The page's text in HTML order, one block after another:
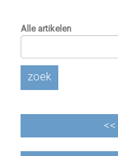
Alle artikelen
zoek
<<